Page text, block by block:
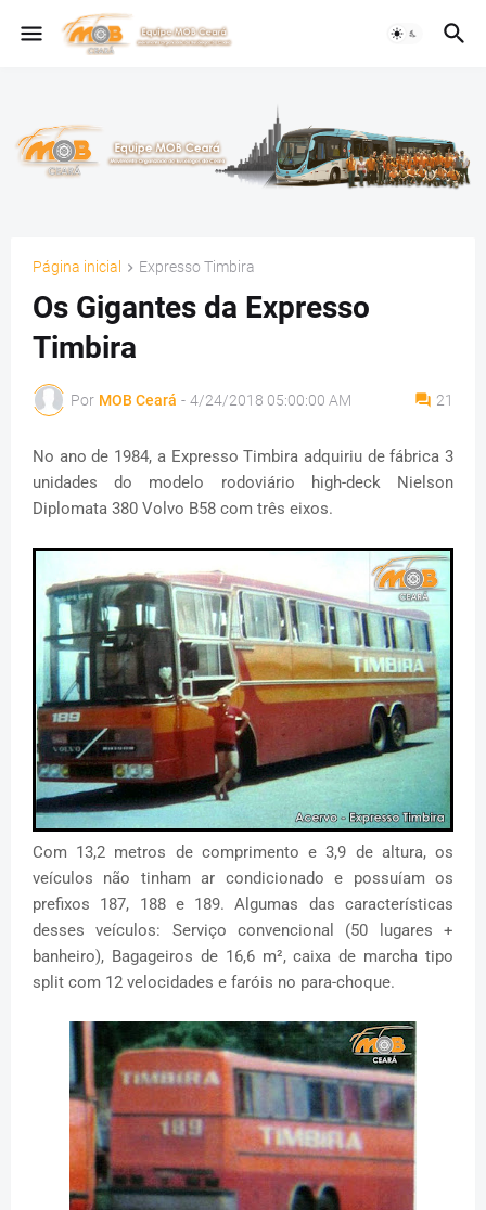
Página inicial Expresso Timbira
Os Gigantes da Expresso
Timbira
Por MOB Ceará - 4/24/2018 05:00:00 AM 21
No ano de 1984, a Expresso Timbira adquiriu de fábrica 3
unidades do modelo rodoviário high-deck Nielson
Diplomata 380 Volvo B58 com três eixos.
Com 13,2 metros de comprimento e 3,9 de altura, os
veículos não tinham ar condicionado e possuíam os
prefixos 187, 188 e 189. Algumas das características
desses veículos: Serviço convencional (50 lugares +
banheiro), Bagageiros de 16,6 m², caixa de marcha tipo
split com 12 velocidades e faróis no para-choque.